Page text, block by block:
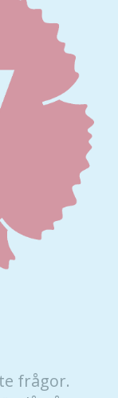
frågor.
De